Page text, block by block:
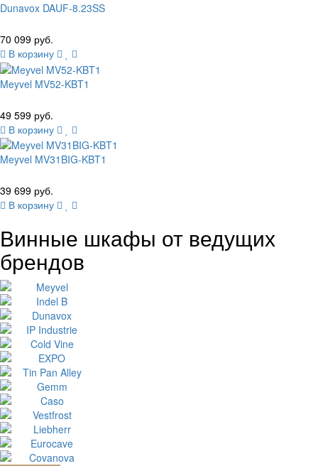
Dunavox DAUF-8.23SS
70 099 руб.
В корзину
Meyvel MV52-KBT1
49 599 руб.
В корзину
Meyvel MV31BIG-KBT1
39 699 руб.
В корзину
Винные шкафы от ведущих
брендов